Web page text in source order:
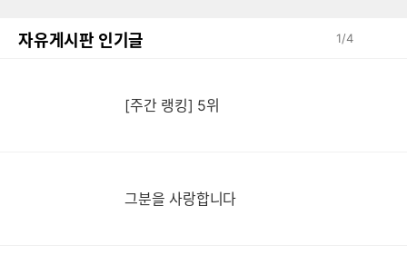
자유게시판 인기글 1/4
[주간 랭킹] 5위
그분을 사랑합니다